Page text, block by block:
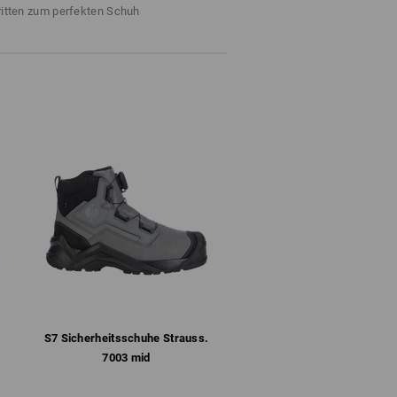
geschlossener Laschenkonstruktion
mit Funktionssocken. Baumwollsocken
hingegen transportieren die
Dort greift im nächsten Schritt die
Feuchtigkeit aus dem Schuh raus
Schuhe wirkt also nur mit
zum perfekten Schuh
S7 Sicherheits­schuhe Strauss.​
7003 mid